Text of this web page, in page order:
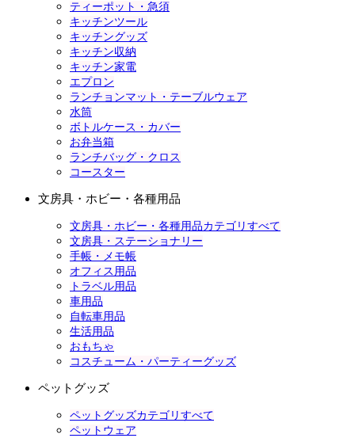
ティーポット・急須
キッチンツール
キッチングッズ
キッチン収納
キッチン家電
エプロン
ランチョンマット・テーブルウェア
水筒
ボトルケース・カバー
お弁当箱
ランチバッグ・クロス
コースター
文房具・ホビー・各種用品
文房具・ホビー・各種用品カテゴリすべて
文房具・ステーショナリー
手帳・メモ帳
オフィス用品
トラベル用品
車用品
自転車用品
生活用品
おもちゃ
コスチューム・パーティーグッズ
ペットグッズ
ペットグッズカテゴリすべて
ペットウェア